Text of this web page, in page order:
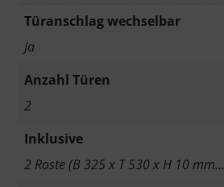
Türanschlag wechselbar
Ja
Anzahl Türen
2
Inklusive
2 Roste (B 325 x T 530 x H 10 mm…